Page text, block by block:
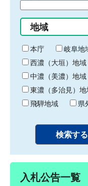
始
り
間
終
わ
り
地域
本庁
岐阜地
西濃（大垣）地域
中濃（美濃）地域
東濃（多治見）地
飛騨地域
県
入札公告一覧